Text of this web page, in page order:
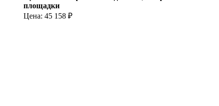
площадки
Цена: 45 158 ₽